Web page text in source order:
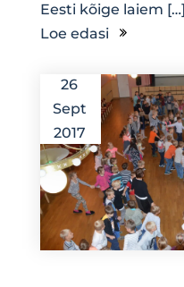
Eesti kõige laiem […]
Loe edasi
26
Sept
2017